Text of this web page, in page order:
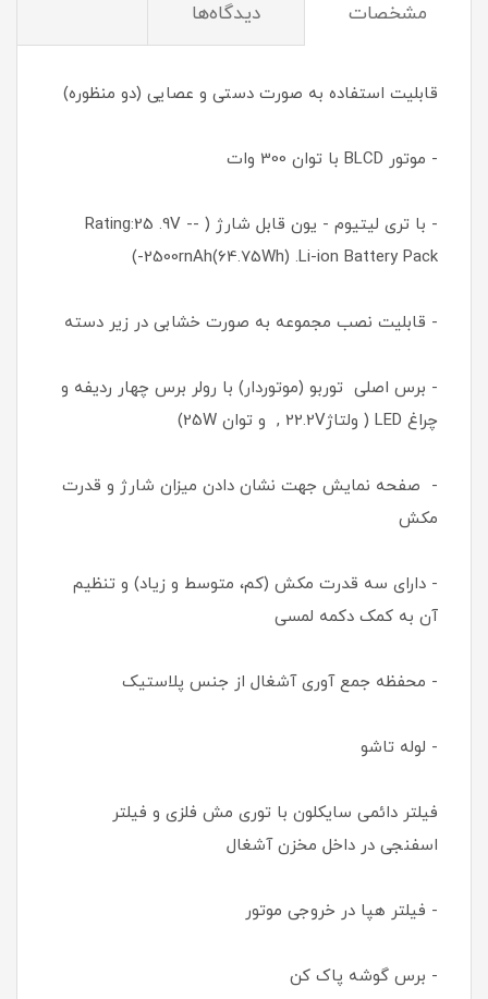
مشخصات دیدگاه‌ها
قابلیت استفاده به صورت دستی و عصایی (دو منظوره)
- موتور BLCD با توان 300 وات
- با تری لیتیوم - یون قابل شارژ ( Rating:25 .9V --
-2500rnAh(64.75Wh) .Li-ion Battery Pack)
- قابلیت نصب مجموعه به صورت خشابی در زیر دسته
- برس اصلی توربو (موتوردار) با رولر برس چهار ردیفه و
چراغ LED ( ولتاژ22.2V , و توان 25W)
- صفحه نمایش جهت نشان دادن میزان شارژ و قدرت
مکش
- دارای سه قدرت مکش (کم، متوسط و زیاد) و تنظیم
آن به کمک دکمه لمسی
- محفظه جمع آوری آشغال از جنس پلاستیک
- لوله تاشو
فیلتر دائمی سایکلون با توری مش فلزی و فیلتر
اسفنجی در داخل مخزن آشغال
- فیلتر هپا در خروجی موتور
- برس گوشه پاک کن